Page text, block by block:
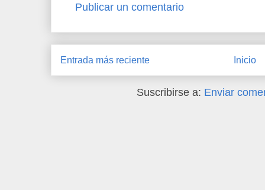
Publicar un comentario
Entrada más reciente Inicio
Suscribirse a: Enviar